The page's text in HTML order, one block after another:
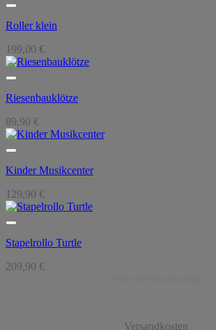
Roller klein
199,00 €
Riesenbauklötze
89,90 €
Kinder Musikcenter
129,90 €
Stapelrollo Turtle
209,90 €
Versandkosten